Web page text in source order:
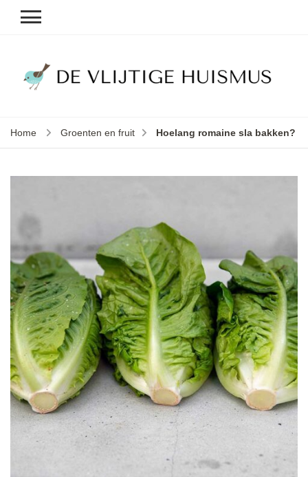
Home Groenten en fruit Hoelang romaine sla bakken?